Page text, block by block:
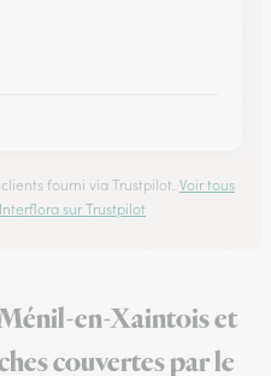
fourni via Trustpilot. Voir tous
sur Trustpilot
en-Xaintois et
couvertes par le